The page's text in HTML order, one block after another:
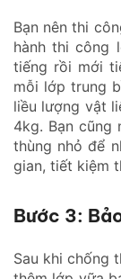
Bạn nên thi
hành thi công
tiếng rồi mới
mỗi lớp trung
liều lượng vật
4kg. Bạn cũng
thùng nhỏ để
gian, tiết kiệm
Bước 3:
Sau khi chống